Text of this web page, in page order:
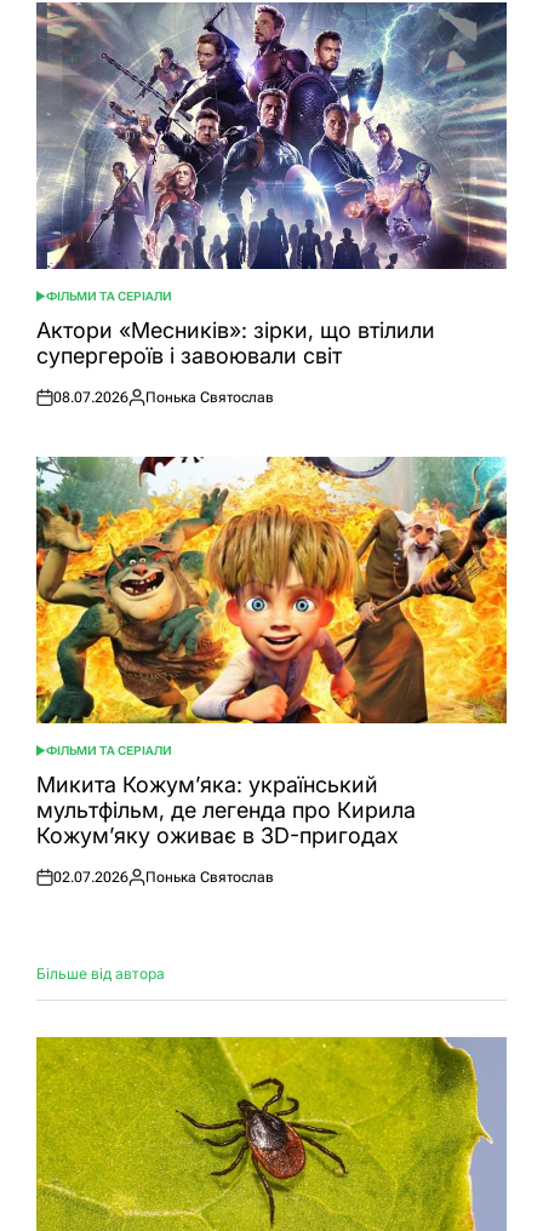
ОПУБЛІКУВАТИ
У
ФІЛЬМИ ТА СЕРІАЛИ
Актори «Месників»: зірки, що втілили
супергероїв і завоювали світ
Оприлюднено
08.07.2026
Опубліковано
Понька Святослав
ОПУБЛІКУВАТИ
У
ФІЛЬМИ ТА СЕРІАЛИ
Микита Кожум’яка: український
мультфільм, де легенда про Кирила
Кожум’яку оживає в 3D-пригодах
Оприлюднено
02.07.2026
Опубліковано
Понька Святослав
Більше від автора